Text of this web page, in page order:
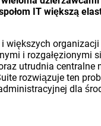
IT większą
większych
i rozgałęzionymi
utrudnia centralne
rozwiązuje ten
dla